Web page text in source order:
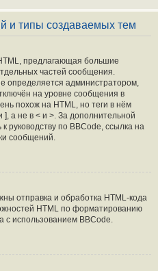
и типы создаваемых тем
предлагающая большие
частей сообщения.
определяется администратором,
на уровне сообщения в
похож на HTML, но теги в нём
], а не в < и >. За дополнительной
руководству по BBCode, ссылка на
сообщений.
отправка и обработка HTML-кода
HTML по форматированию
использованием BBCode.